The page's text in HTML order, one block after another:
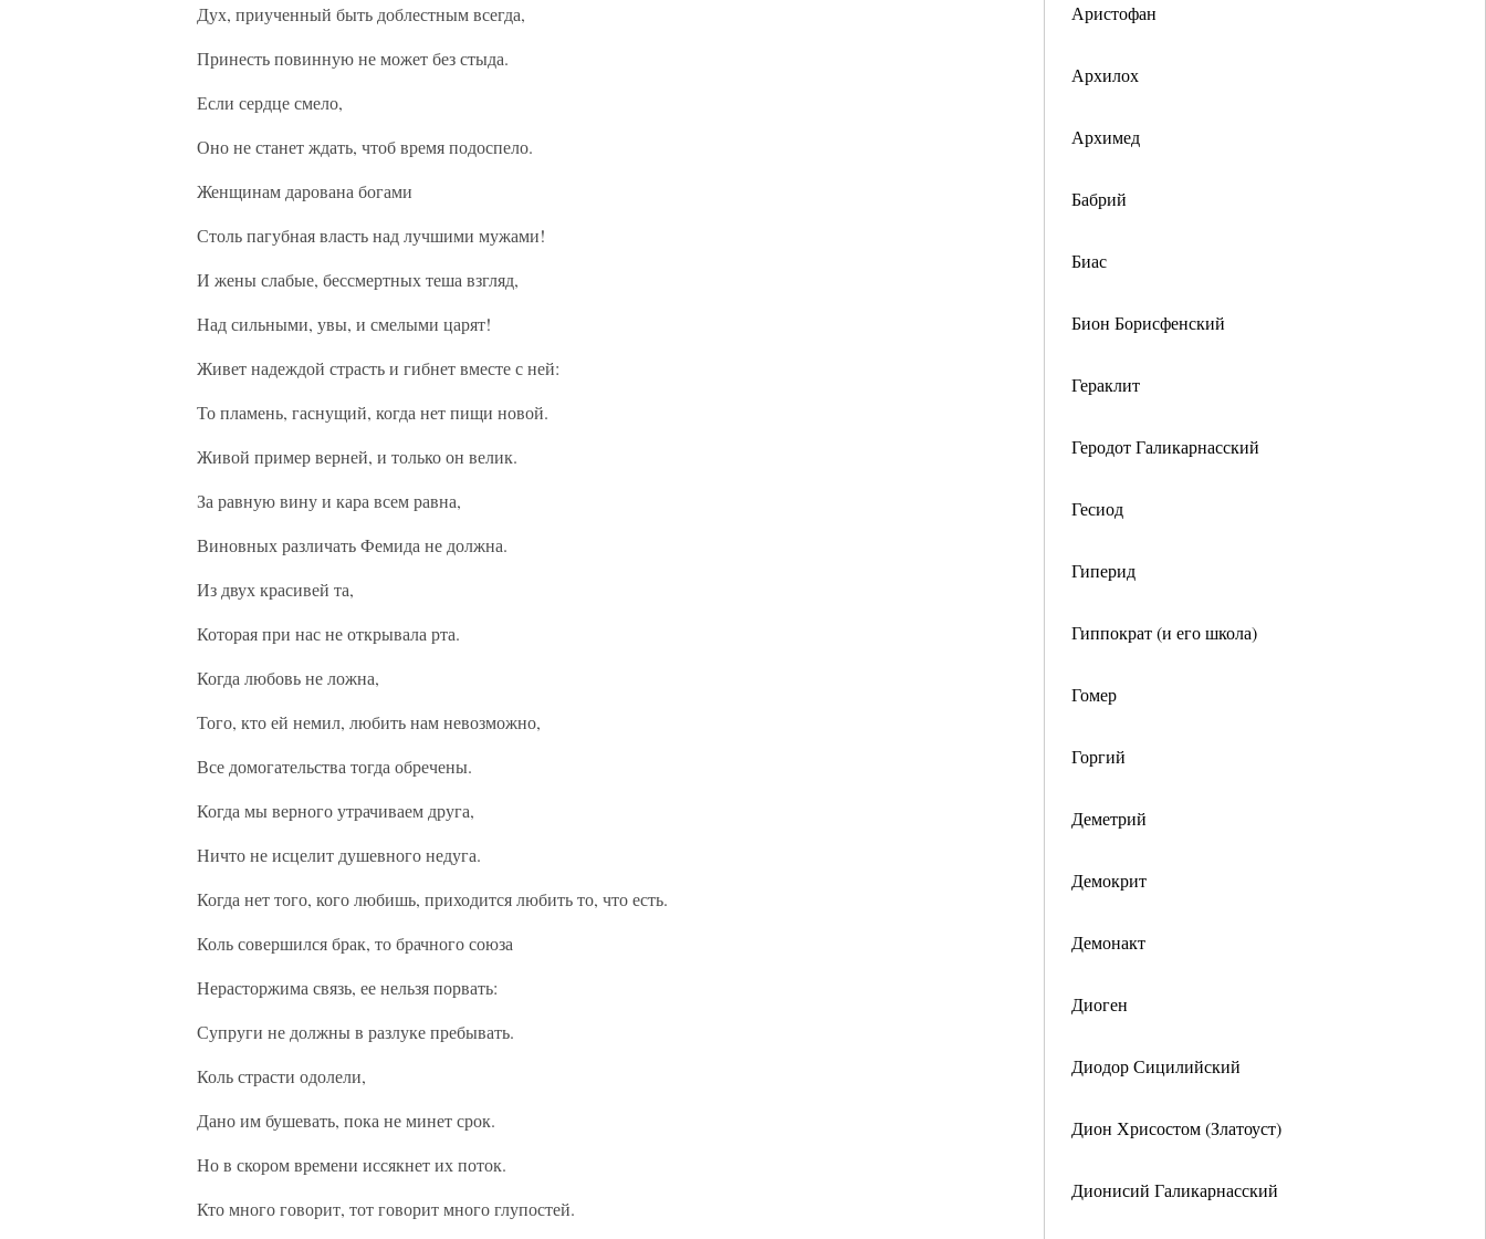
Аристофан
Архилох
Архимед
Бабрий
Биас
Бион Борисфенский
Гераклит
Геродот Галикарнасский
Гесиод
Гиперид
Гиппократ (и его школа)
Гомер
Горгий
Деметрий
Демокрит
Демонакт
Диоген
Диодор Сицилийский
Дион Хрисостом (Златоуст)
Дионисий Галикарнасский
Дух, приученный быть доблестным всегда,
Принесть повинную не может без стыда.
Если сердце смело,
Оно не станет ждать, чтоб время подоспело.
Женщинам дарована богами
Столь пагубная власть над лучшими мужами!
И жены слабые, бессмертных теша взгляд,
Над сильными, увы, и смелыми царят!
Живет надеждой страсть и гибнет вместе с ней:
То пламень, гаснущий, когда нет пищи новой.
Живой пример верней, и только он велик.
За равную вину и кара всем равна,
Виновных различать Фемида не должна.
Из двух красивей та,
Которая при нас не открывала рта.
Когда любовь не ложна,
Того, кто ей немил, любить нам невозможно,
Все домогательства тогда обречены.
Когда мы верного утрачиваем друга,
Ничто не исцелит душевного недуга.
Когда нет того, кого любишь, приходится любить то, что есть.
Коль совершился брак, то брачного союза
Нерасторжима связь, ее нельзя порвать:
Супруги не должны в разлуке пребывать.
Коль страсти одолели,
Дано им бушевать, пока не минет срок.
Но в скором времени иссякнет их поток.
Кто много говорит, тот говорит много глупостей.